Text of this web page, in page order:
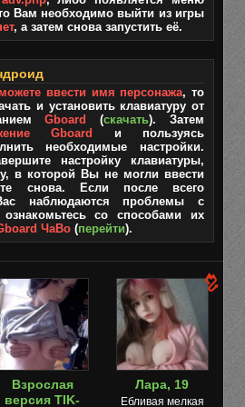
Вам необходимо выйти из игры
, а затем снова запустить её.
ввести имя персонажа, то
и установить клавиатуру от
Gboard (скачать). Затем
Gboard
и пользуясь
необходимые настройки.
настройку клавиатуры,
в которой Вы не могли ввести
снова. Если после всего
наблюдаются проблемы с
со способами их
ЧаВо (перейти).
Взрослая
версия TIK-
Лара, 19
Ебливая мелкая